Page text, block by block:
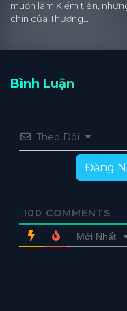
muốn làm Kiếm tiên,
chín của Thương…
Bình Luận
Theo Dõi
Đăng
100 COMMENTS
Mới Nhất